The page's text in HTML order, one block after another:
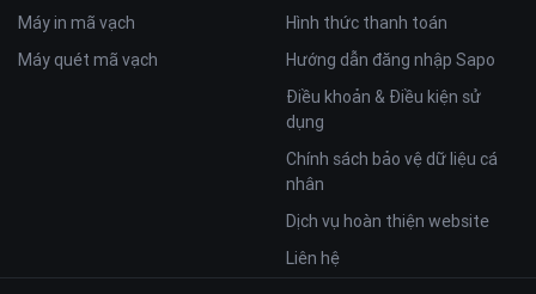
Máy in mã vạch
Máy quét mã vạch
Hình thức thanh toán
Hướng dẫn đăng nhập Sapo
Điều khoản & Điều kiện sử
dụng
Chính sách bảo vệ dữ liệu cá
nhân
Dịch vụ hoàn thiện website
Liên hệ